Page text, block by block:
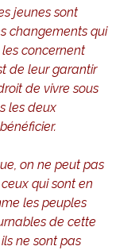
jeunes sont
changements qui
les concernent
de leur garantir
de vivre sous
les deux
on ne peut pas
qui sont en
les peuples
de cette
ne sont pas